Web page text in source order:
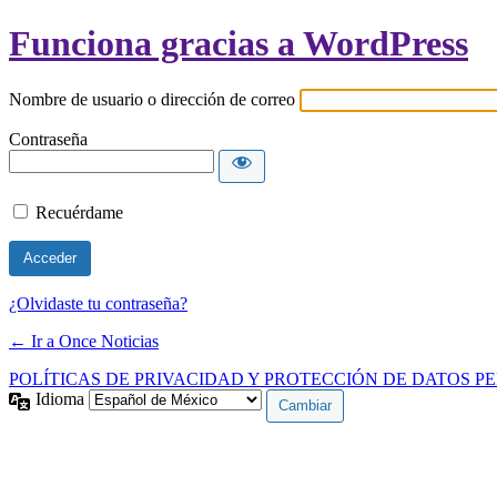
Funciona gracias a WordPress
Nombre de usuario o dirección de correo
Contraseña
Recuérdame
¿Olvidaste tu contraseña?
← Ir a Once Noticias
POLÍTICAS DE PRIVACIDAD Y PROTECCIÓN DE DATOS
Idioma